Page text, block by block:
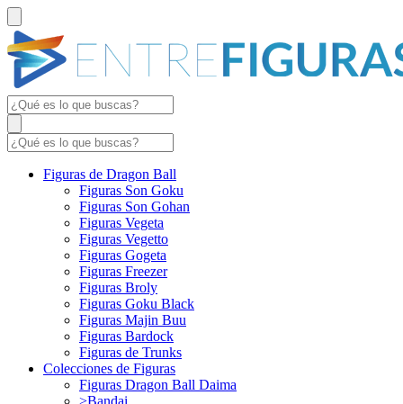
Figuras de Dragon Ball
Figuras Son Goku
Figuras Son Gohan
Figuras Vegeta
Figuras Vegetto
Figuras Gogeta
Figuras Freezer
Figuras Broly
Figuras Goku Black
Figuras Majin Buu
Figuras Bardock
Figuras de Trunks
Colecciones de Figuras
Figuras Dragon Ball Daima
>Bandai